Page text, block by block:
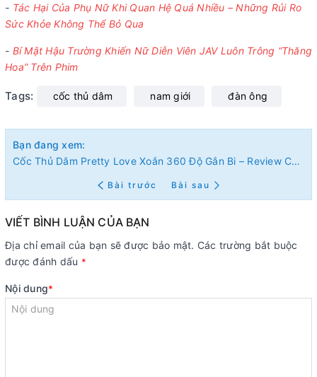
- Tác Hại Của Phụ Nữ Khi Quan Hệ Quá Nhiều – Những Rủi Ro
Sức Khỏe Không Thể Bỏ Qua
- Bí Mật Hậu Trường Khiến Nữ Diễn Viên JAV Luôn Trông “Thăng
Hoa” Trên Phim
Tags: cốc thủ dâm nam giới đàn ông
Bạn đang xem:
Cốc Thủ Dâm Pretty Love Xoắn 360 Độ Gắn Bi – Review Chi Tiết & Lý Do Nên Mua Ngay 2026
Bài trước Bài sau
VIẾT BÌNH LUẬN CỦA BẠN
Địa chỉ email của bạn sẽ được bảo mật. Các trường bắt buộc
được đánh dấu *
Nội dung*